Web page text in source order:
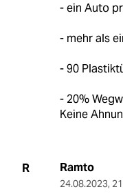
- ein Auto
- mehr als
- 90
- 20%
Keine
R Ramto
24.08.2023,